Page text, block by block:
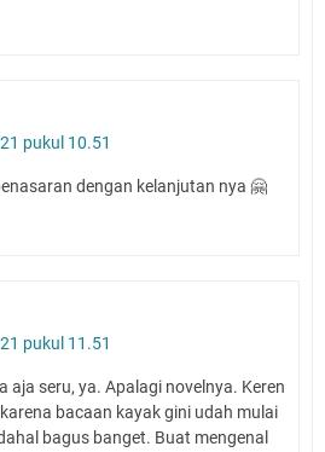
pukul 10.51
dengan kelanjutan nya 🤗
pukul 11.51
aja seru, ya. Apalagi novelnya. Keren
bacaan kayak gini udah mulai
bagus banget. Buat mengenal